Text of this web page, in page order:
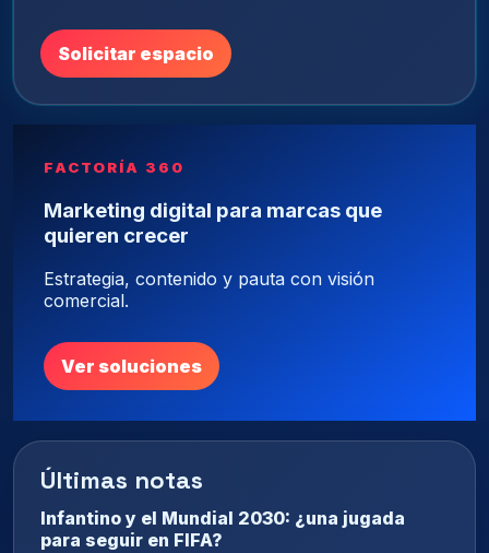
Solicitar espacio
FACTORÍA 360
Marketing digital para marcas que
quieren crecer
Estrategia, contenido y pauta con visión
comercial.
Ver soluciones
Últimas notas
Infantino y el Mundial 2030: ¿una jugada
para seguir en FIFA?